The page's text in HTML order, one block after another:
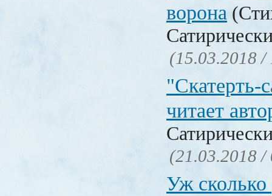
ворона
(15.03.2018 /
"Скатерть-
читает
(21.03.2018 /
Уж сколько